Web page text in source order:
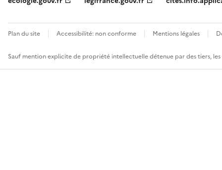
Plan du site Accessibilité: non conforme Mentions légales
Sauf mention explicite de propriété intellectuelle détenue par des tiers,